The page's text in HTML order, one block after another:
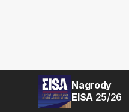
Nagrody
EISA 25/26